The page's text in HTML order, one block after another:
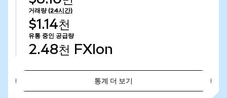
거래량 (24시간)
$1.14천
유통 중인 공급량
2.48천 FXIon
통계 더 보기